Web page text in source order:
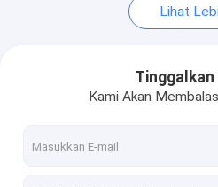
Floater Pipa HDPE
Lihat
Tinggalkan
Kami Akan